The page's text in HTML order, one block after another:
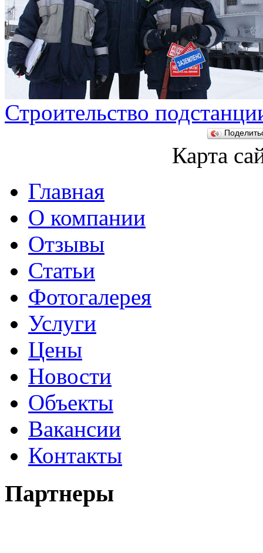
Строительство
Карта
Главная
О компании
Отзывы
Статьи
Фотогалерея
Услуги
Цены
Новости
Объекты
Вакансии
Контакты
Партнеры